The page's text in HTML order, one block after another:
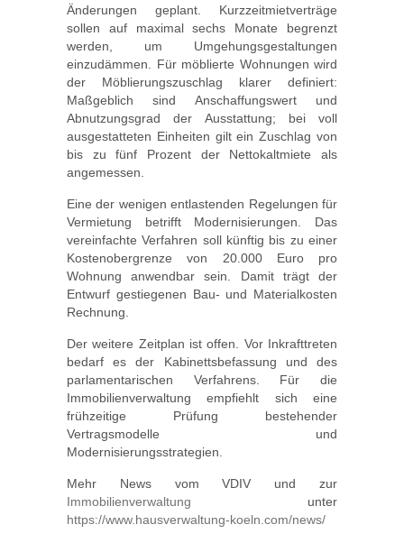
Änderungen geplant. Kurzzeitmietverträge
sollen auf maximal sechs Monate begrenzt
werden, um Umgehungsgestaltungen
einzudämmen. Für möblierte Wohnungen wird
der Möblierungszuschlag klarer definiert:
Maßgeblich sind Anschaffungswert und
Abnutzungsgrad der Ausstattung; bei voll
ausgestatteten Einheiten gilt ein Zuschlag von
bis zu fünf Prozent der Nettokaltmiete als
angemessen.
Eine der wenigen entlastenden Regelungen für
Vermietung betrifft Modernisierungen. Das
vereinfachte Verfahren soll künftig bis zu einer
Kostenobergrenze von 20.000 Euro pro
Wohnung anwendbar sein. Damit trägt der
Entwurf gestiegenen Bau- und Materialkosten
Rechnung.
Der weitere Zeitplan ist offen. Vor Inkrafttreten
bedarf es der Kabinettsbefassung und des
parlamentarischen Verfahrens. Für die
Immobilienverwaltung empfiehlt sich eine
frühzeitige Prüfung bestehender
Vertragsmodelle und
Modernisierungsstrategien.
Mehr News vom VDIV und zur
Immobilienverwaltung unter
https://www.hausverwaltung-koeln.com/news/